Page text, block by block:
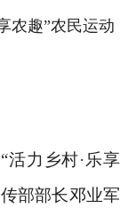
农趣”农民运动
活力乡村·乐享
部部长邓业军